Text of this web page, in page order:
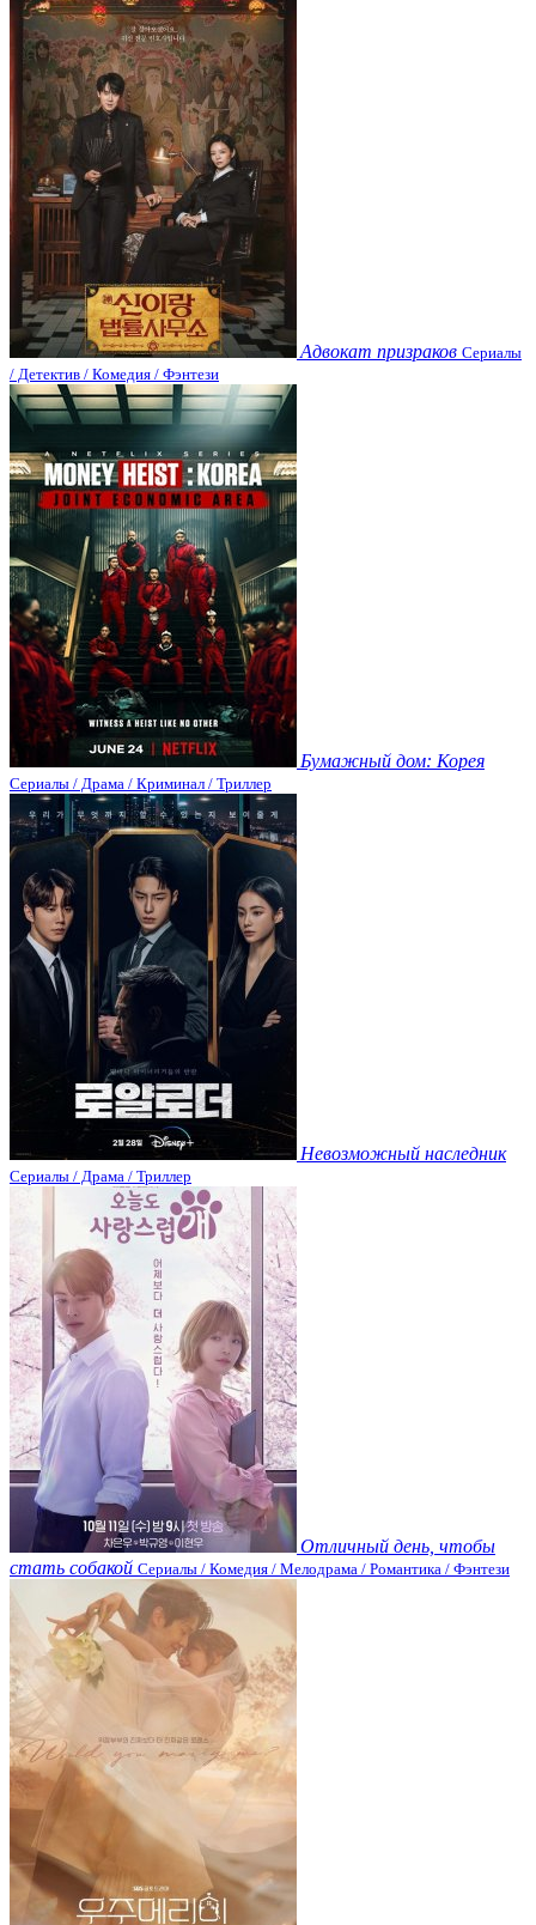
Адвокат призраков Сериалы
/ Детектив / Комедия / Фэнтези
Бумажный дом: Корея
Сериалы / Драма / Криминал / Триллер
Невозможный наследник
Сериалы / Драма / Триллер
Отличный день, чтобы
стать собакой Сериалы / Комедия / Мелодрама / Романтика / Фэнтези